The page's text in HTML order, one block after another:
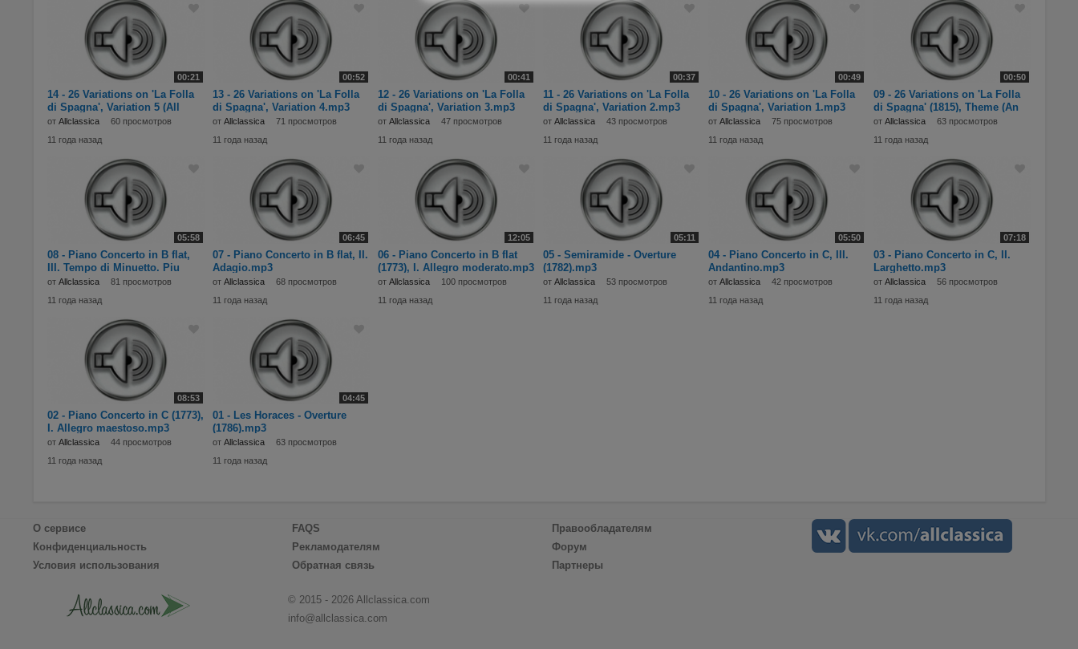
00:21
14 - 26 Variations on 'La Folla
di Spagna', Variation 5 (All
от Allclassica
60 просмотров
11 года назад
00:52
13 - 26 Variations on 'La Folla
di Spagna', Variation 4.mp3
от Allclassica
71 просмотров
11 года назад
00:41
12 - 26 Variations on 'La Folla
di Spagna', Variation 3.mp3
от Allclassica
47 просмотров
11 года назад
00:37
11 - 26 Variations on 'La Folla
di Spagna', Variation 2.mp3
от Allclassica
43 просмотров
11 года назад
00:49
10 - 26 Variations on 'La Folla
di Spagna', Variation 1.mp3
от Allclassica
75 просмотров
11 года назад
00:50
09 - 26 Variations on 'La Folla
di Spagna' (1815), Theme (An
от Allclassica
63 просмотров
11 года назад
05:58
08 - Piano Concerto in B flat,
III. Tempo di Minuetto. Piu
mosso.mp3
от Allclassica
81 просмотров
11 года назад
06:45
07 - Piano Concerto in B flat, II.
Adagio.mp3
от Allclassica
68 просмотров
11 года назад
12:05
06 - Piano Concerto in B flat
(1773), I. Allegro moderato.mp3
от Allclassica
100 просмотров
11 года назад
05:11
05 - Semiramide - Overture
(1782).mp3
от Allclassica
53 просмотров
11 года назад
05:50
04 - Piano Concerto in C, III.
Andantino.mp3
от Allclassica
42 просмотров
11 года назад
07:18
03 - Piano Concerto in C, II.
Larghetto.mp3
от Allclassica
56 просмотров
11 года назад
08:53
02 - Piano Concerto in C (1773),
I. Allegro maestoso.mp3
от Allclassica
44 просмотров
11 года назад
04:45
01 - Les Horaces - Overture
(1786).mp3
от Allclassica
63 просмотров
11 года назад
О сервисе
Конфиденциальность
Условия использования
FAQS
Рекламодателям
Обратная связь
Правообладателям
Форум
Партнеры
© 2015 - 2026 Allclassica.com
info@allclassica.com